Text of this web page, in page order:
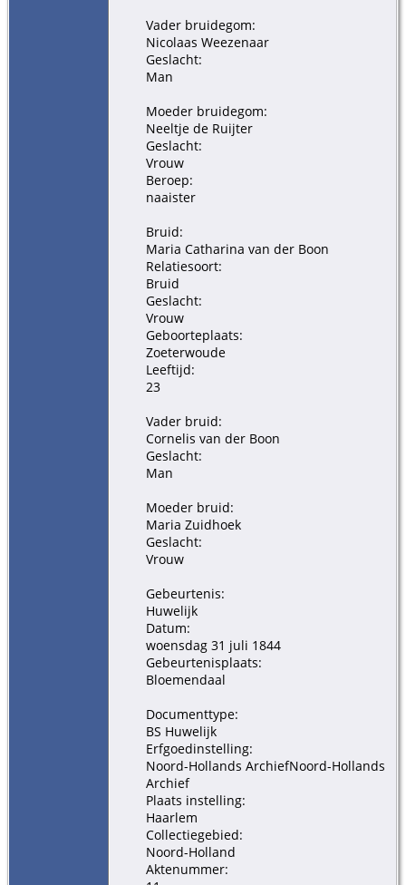
Vader bruidegom:
Nicolaas Weezenaar
Geslacht:
Man
Moeder bruidegom:
Neeltje de Ruijter
Geslacht:
Vrouw
Beroep:
naaister
Bruid:
Maria Catharina van der Boon
Relatiesoort:
Bruid
Geslacht:
Vrouw
Geboorteplaats:
Zoeterwoude
Leeftijd:
23
Vader bruid:
Cornelis van der Boon
Geslacht:
Man
Moeder bruid:
Maria Zuidhoek
Geslacht:
Vrouw
Gebeurtenis:
Huwelijk
Datum:
woensdag 31 juli 1844
Gebeurtenisplaats:
Bloemendaal
Documenttype:
BS Huwelijk
Erfgoedinstelling:
Noord-Hollands ArchiefNoord-Hollands
Archief
Plaats instelling:
Haarlem
Collectiegebied:
Noord-Holland
Aktenummer: